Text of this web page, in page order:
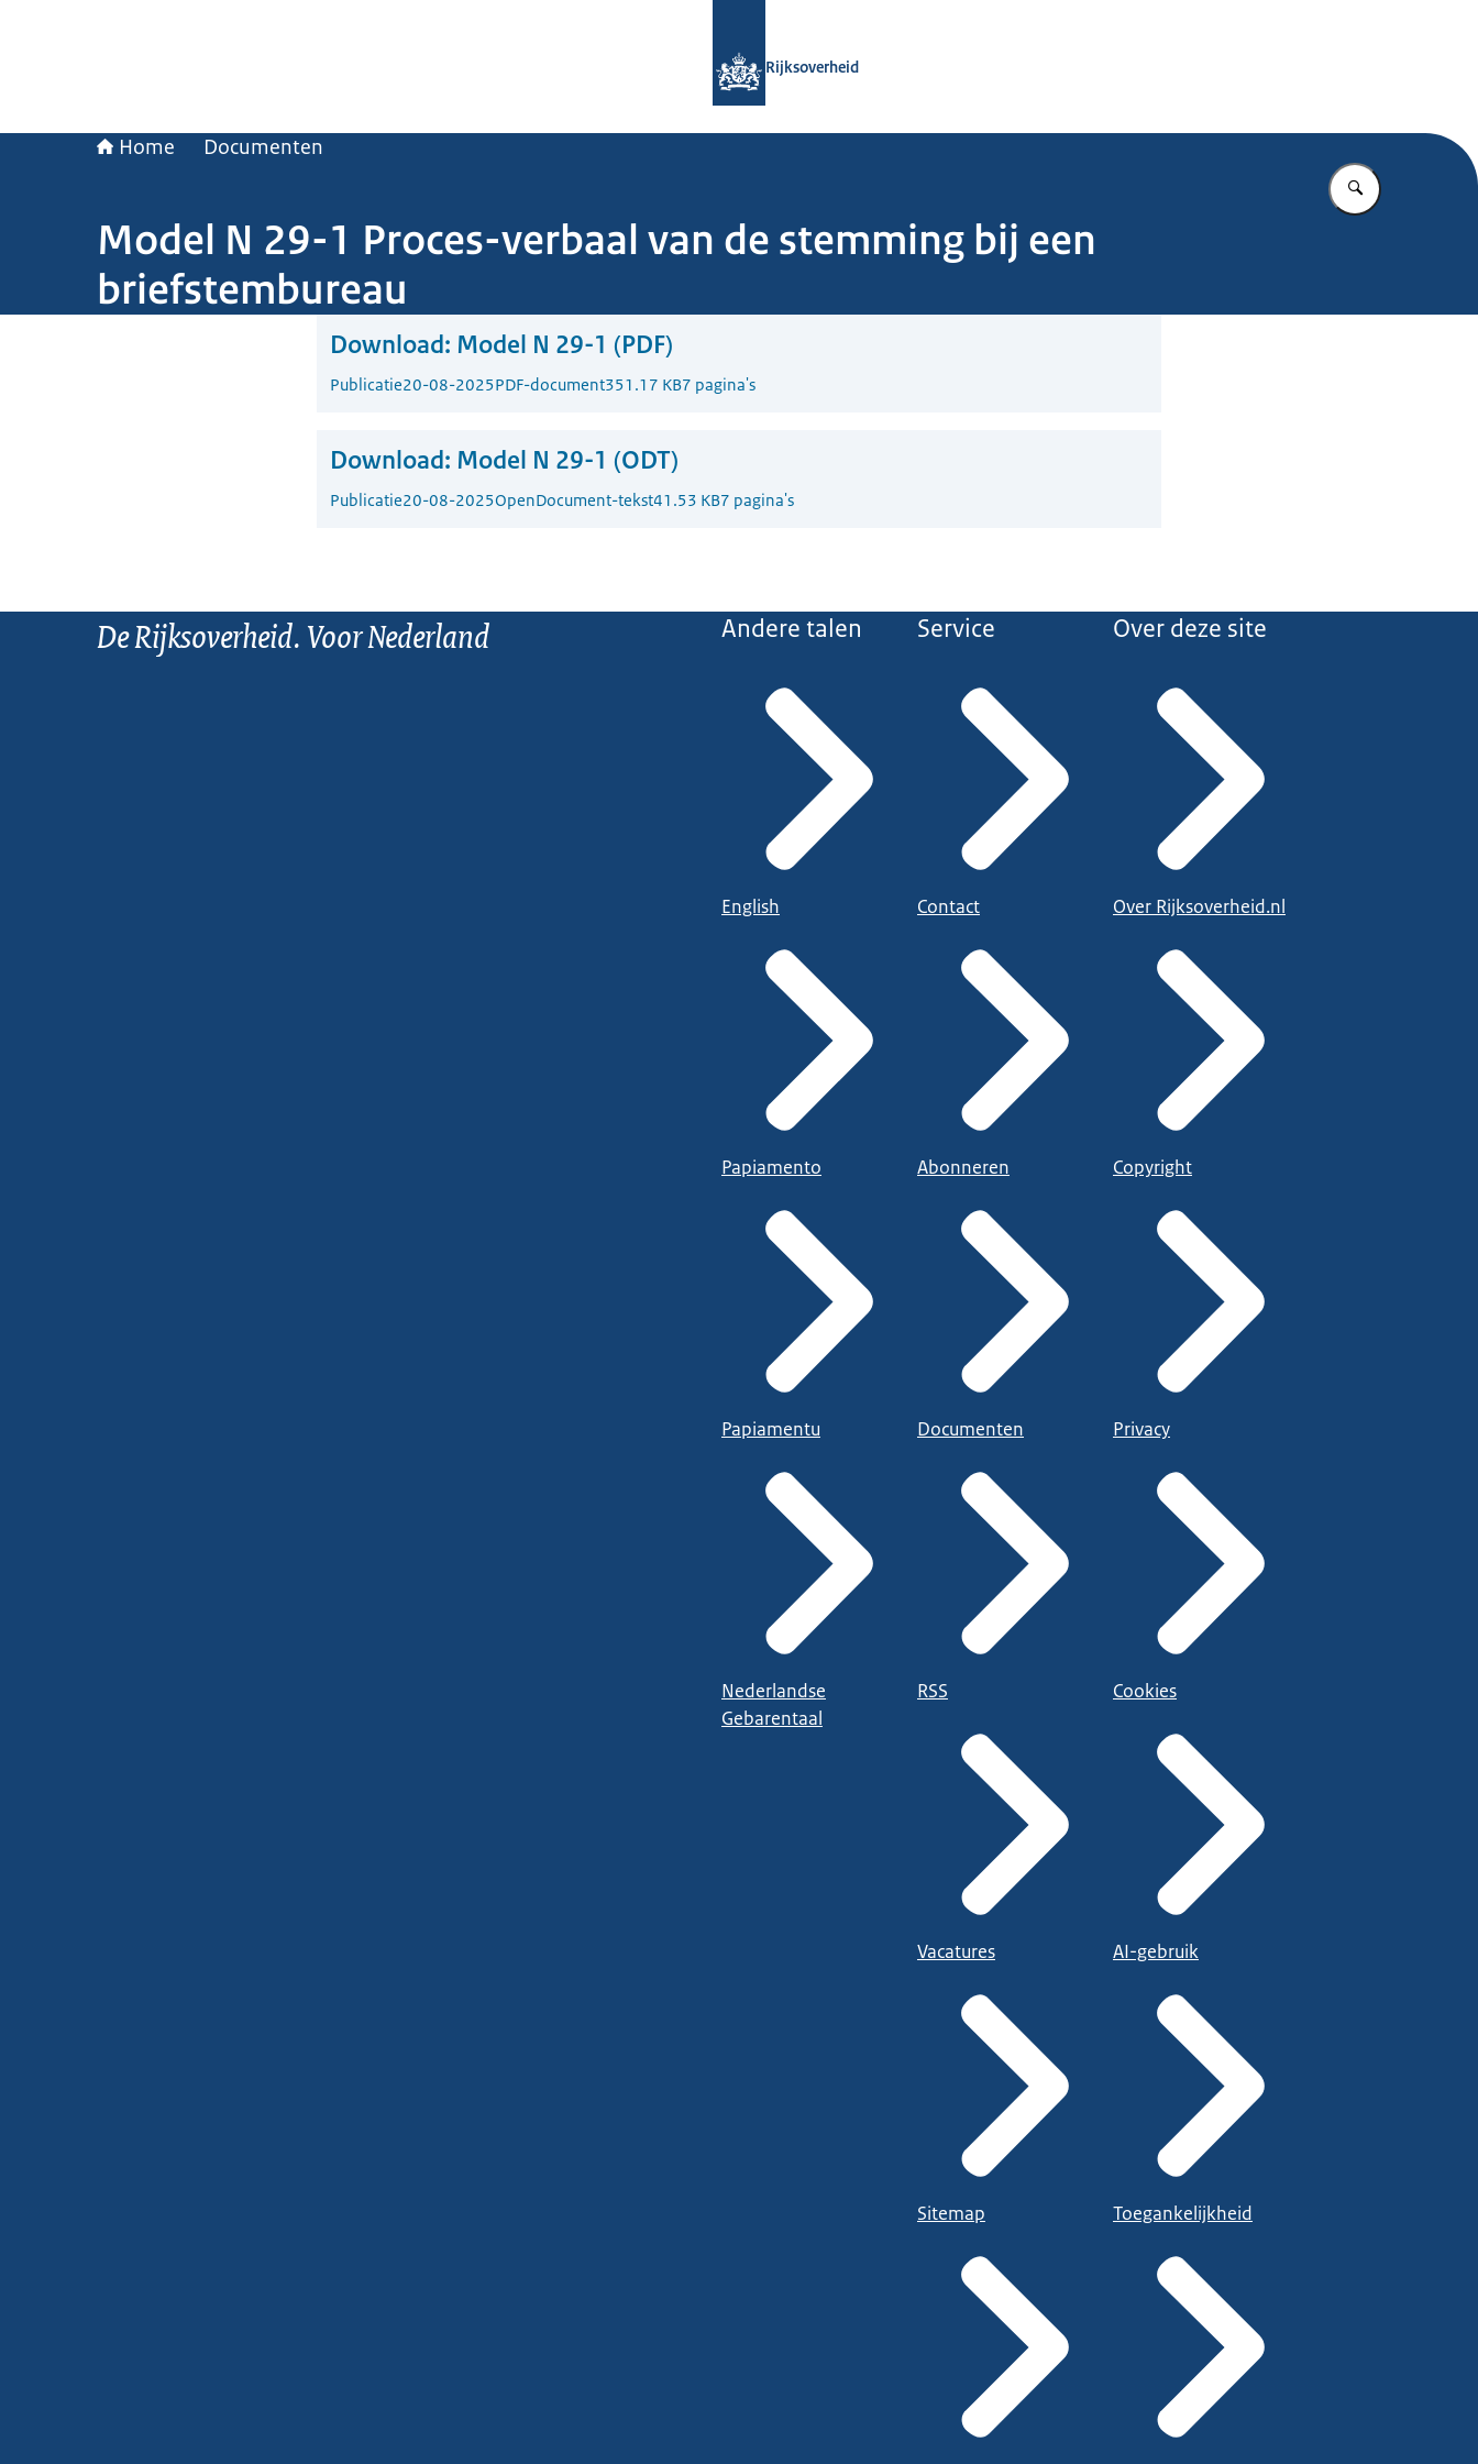
Rijksoverheid
Home Documenten
Vul in wat u
Model N 29-1 Proces-verbaal van de stemming bij een
briefstembureau
Download: Model N 29-1 (PDF)
Publicatie20-08-2025PDF-document351.17 KB7 pagina's
Download: Model N 29-1 (ODT)
Publicatie20-08-2025OpenDocument-tekst41.53 KB7 pagina's
De Rijksoverheid. Voor Nederland Andere talen
English
Papiamento
Papiamentu
Nederlandse
Gebarentaal
Service
Contact
Abonneren
Documenten
RSS
Vacatures
Sitemap
Over deze site
Over Rijksoverheid.nl
Copyright
Privacy
Cookies
AI-gebruik
Toegankelijkheid